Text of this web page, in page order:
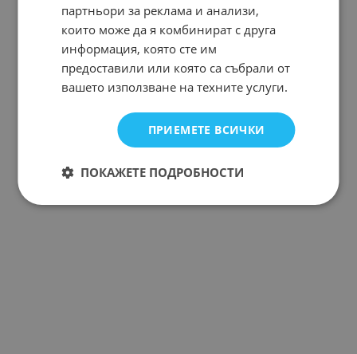
партньори за реклама и анализи,
които може да я комбинират с друга
информация, която сте им
предоставили или която са събрали от
вашето използване на техните услуги.
ПРИЕМЕТЕ ВСИЧКИ
ПОКАЖЕТЕ ПОДРОБНОСТИ